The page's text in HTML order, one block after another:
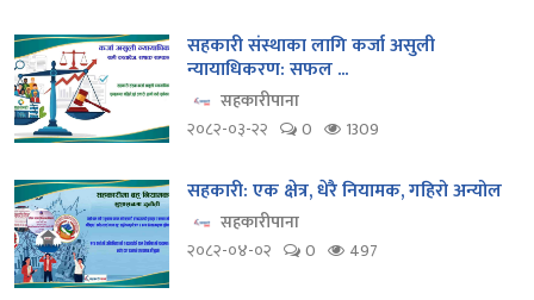
सहकारी संस्थाका लागि कर्जा असुली
न्यायाधिकरण: सफल ...
सहकारीपाना
२०८२-०३-२२
0 1309
सहकारी: एक क्षेत्र, धेरै नियामक, गहिरो अन्योल
सहकारीपाना
२०८२-०४-०२
0 497